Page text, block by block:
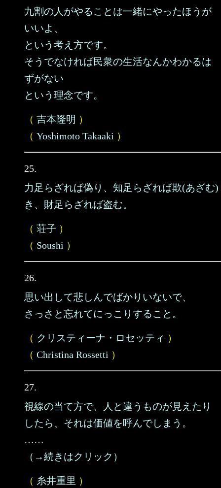
九割の人がやることは一緒にやったほうが
いいよ、
という考え方です。
そうでなければ民衆の生活なんかわかるは
ずがない
という理念です。
（ 吉本隆明 ）
（ Yoshimoto Takaaki ）
25.
力足らざれば偽り、知足らざれば欺(あざむ)
き、財足らざれば盗む。
（ 荘子 ）
（ Soushi ）
26.
思い出して悲しんでばかりいないで、
さっさと忘れてにっこりすること。
（ クリスティーナ・ロセッティ ）
（ Christina Rossetti ）
27.
視線の当て方で、人と違うものが見えたり
したら、それは価値を呼んでしまう。
……
（→続きはクリック）
（ 糸井重里 ）